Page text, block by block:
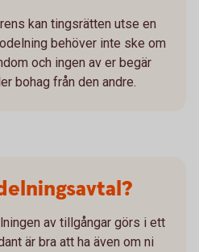
kan tingsrätten utse en
behöver inte ske om
och ingen av er begär
bohag från den andre.
av tillgångar görs i ett
är bra att ha även om ni